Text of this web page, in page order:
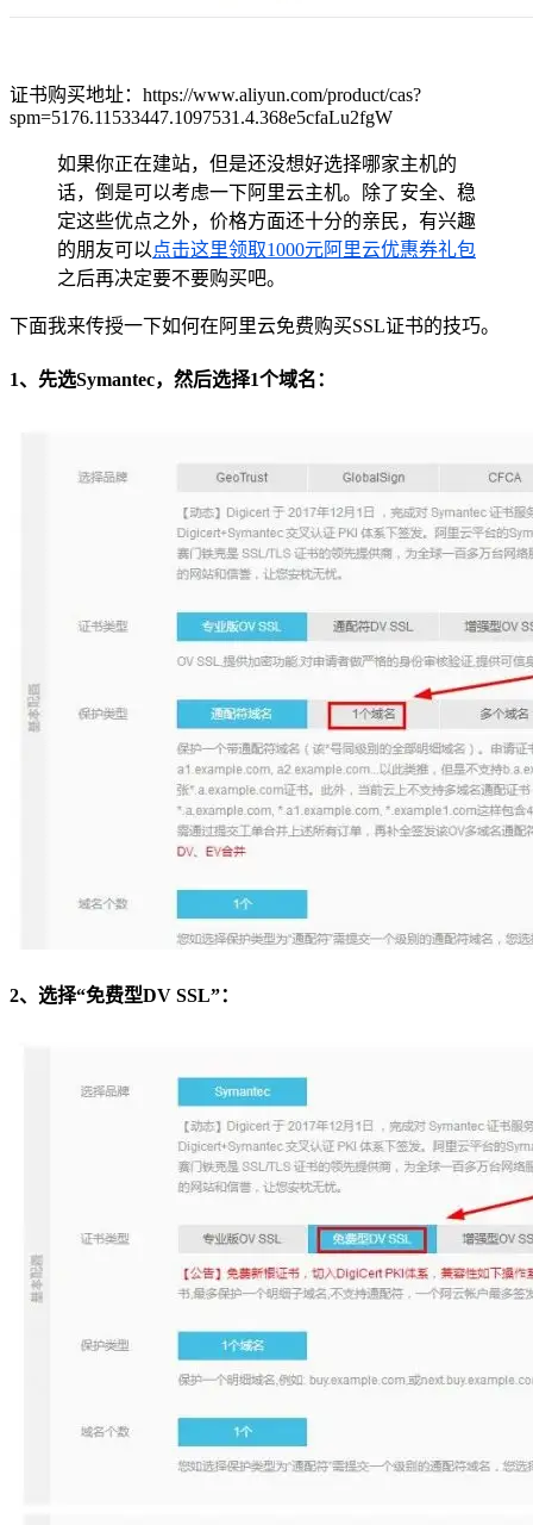
证书购买地址：https://www.aliyun.com/product/cas?
spm=5176.11533447.1097531.4.368e5cfaLu2fgW
如果你正在建站，但是还没想好选择哪家主机的
话，倒是可以考虑一下阿里云主机。除了安全、稳
定这些优点之外，价格方面还十分的亲民，有兴趣
的朋友可以点击这里领取1000元阿里云优惠券礼包
之后再决定要不要购买吧。
下面我来传授一下如何在阿里云免费购买SSL证书的技巧。
1、先选Symantec，然后选择1个域名：
2、选择“免费型DV SSL”：